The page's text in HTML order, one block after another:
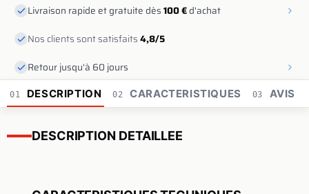
Livraison rapide et gratuite dès100 €d'achat
Nos clients sont satisfaits4,8/5
Retour jusqu'à 60 jours
01 DESCRIPTION 02 CARACTERISTIQUES 03 AVIS
DESCRIPTION DETAILLEE